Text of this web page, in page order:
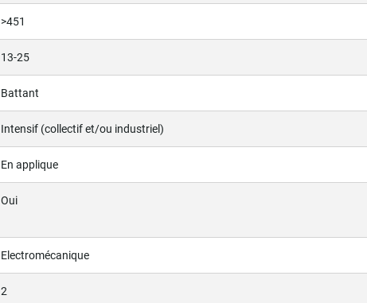
>451
13-25
Battant
Intensif (collectif et/ou industriel)
En applique
Oui
Electromécanique
2